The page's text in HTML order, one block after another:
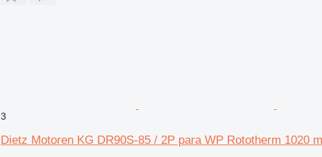
3
Dietz Motoren KG DR90S-85 / 2P para WP Rototherm 1020